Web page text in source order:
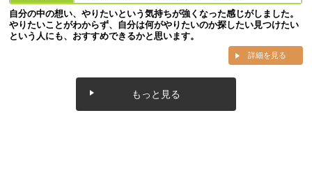
自分の中の想い、やりたいという気持ちが強くなった感じがしました。
やりたいことがわからず、自分は何がやりたいのか探したい見つけたい
という人にも、おすすめできるかと思います。
詳細を見る
もっと見る